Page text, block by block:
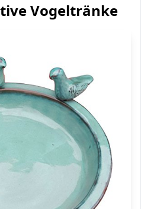
Vogeltränke